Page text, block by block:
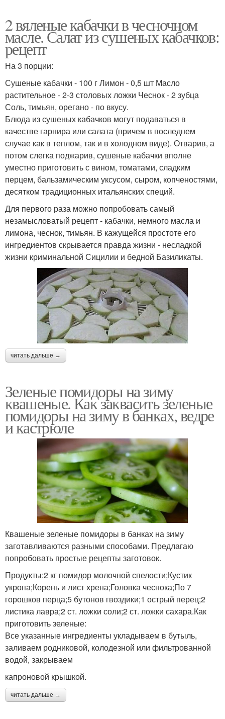
2 вяленые кабачки в чесночном
масле. Салат из сушеных кабачков:
рецепт
На 3 порции:
Сушеные кабачки - 100 г Лимон - 0,5 шт Масло
растительное - 2-3 столовых ложки Чеснок - 2 зубца
Соль, тимьян, орегано - по вкусу.
Блюда из сушеных кабачков могут подаваться в
качестве гарнира или салата (причем в последнем
случае как в теплом, так и в холодном виде). Отварив, а
потом слегка поджарив, сушеные кабачки вполне
уместно приготовить с вином, томатами, сладким
перцем, бальзамическим уксусом, сыром, копченостями,
десятком традиционных итальянских специй.
Для первого раза можно попробовать самый
незамысловатый рецепт - кабачки, немного масла и
лимона, чеснок, тимьян. В кажущейся простоте его
ингредиентов скрывается правда жизни - несладкой
жизни криминальной Сицилии и бедной Базиликаты.
читать дальше →
Зеленые помидоры на зиму
квашеные. Как заквасить зеленые
помидоры на зиму в банках, ведре
и кастрюле
Квашеные зеленые помидоры в банках на зиму
заготавливаются разными способами. Предлагаю
попробовать простые рецепты заготовок.
Продукты:2 кг помидор молочной спелости;Кустик
укропа;Корень и лист хрена;Головка чеснока;По 7
горошков перца;5 бутонов гвоздики;1 острый перец;2
листика лавра;2 ст. ложки соли;2 ст. ложки сахара.Как
приготовить зеленые:
Все указанные ингредиенты укладываем в бутыль,
заливаем родниковой, колодезной или фильтрованной
водой, закрываем
капроновой крышкой.
читать дальше →